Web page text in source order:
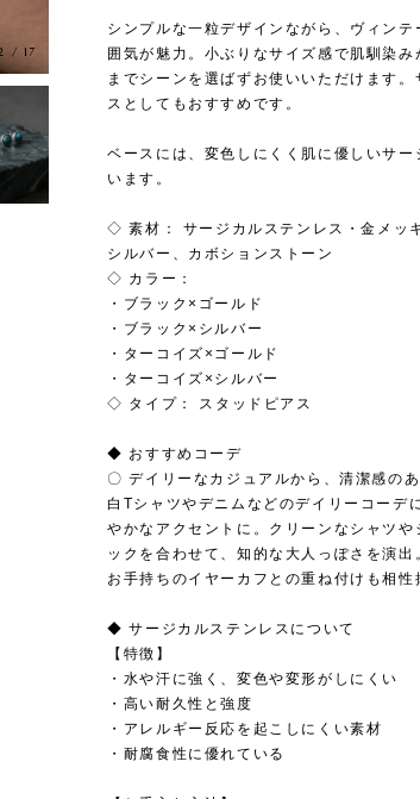
/ 17
シンプルな一粒デザインながら、ヴィン
囲気が魅力。小ぶりなサイズ感で肌馴染み
までシーンを選ばずお使いいただけます
スとしてもおすすめです。
ベースには、変色しにくく肌に優しいサ
います。
◇ 素材： サージカルステンレス・金メッ
シルバー、カボションストーン
◇ カラー：
・ブラック×ゴールド
・ブラック×シルバー
・ターコイズ×ゴールド
・ターコイズ×シルバー
◇ タイプ： スタッドピアス
◆ おすすめコーデ
〇 デイリーなカジュアルから、清潔感の
白Tシャツやデニムなどのデイリーコーデ
やかなアクセントに。クリーンなシャツや
ックを合わせて、知的な大人っぽさを演出
お手持ちのイヤーカフとの重ね付けも相性
◆ サージカルステンレスについて
【特徴】
・水や汗に強く、変色や変形がしにくい
・高い耐久性と強度
・アレルギー反応を起こしにくい素材
・耐腐食性に優れている